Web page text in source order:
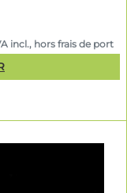
incl., hors frais de port